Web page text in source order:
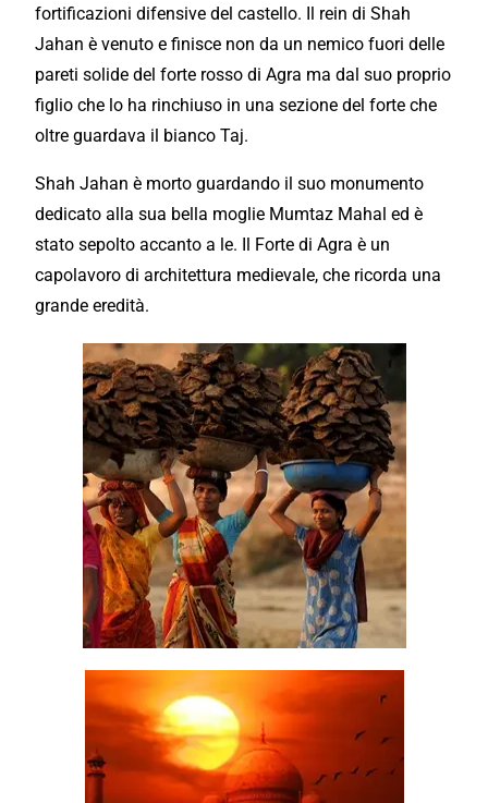
fortificazioni difensive del castello. Il rein di Shah
Jahan è venuto e finisce non da un nemico fuori delle
pareti solide del forte rosso di Agra ma dal suo proprio
figlio che lo ha rinchiuso in una sezione del forte che
oltre guardava il bianco Taj.
Shah Jahan è morto guardando il suo monumento
dedicato alla sua bella moglie Mumtaz Mahal ed è
stato sepolto accanto a le. Il Forte di Agra è un
capolavoro di architettura medievale, che ricorda una
grande eredità.